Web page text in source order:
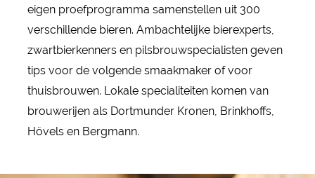
eigen proefprogramma samenstellen uit 300
verschillende bieren. Ambachtelijke bierexperts,
zwartbierkenners en pilsbrouwspecialisten geven
tips voor de volgende smaakmaker of voor
thuisbrouwen. Lokale specialiteiten komen van
brouwerijen als Dortmunder Kronen, Brinkhoffs,
Hövels en Bergmann.